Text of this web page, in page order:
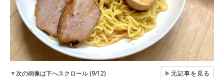
▼次の画像は下へスクロール (9/12) ▶元記事を見る